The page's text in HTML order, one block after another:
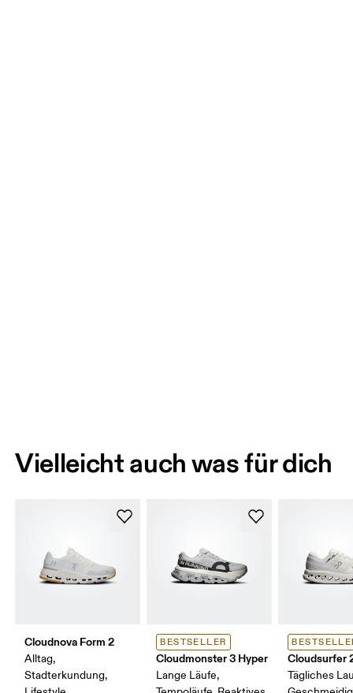
Vielleicht auch was für dich
Cloudnova Form 2
Alltag,
Stadterkundung,
BESTSELLER
Cloudmonster 3 Hyper
Lange Läufe,
Cloudsurfer
Tägliches